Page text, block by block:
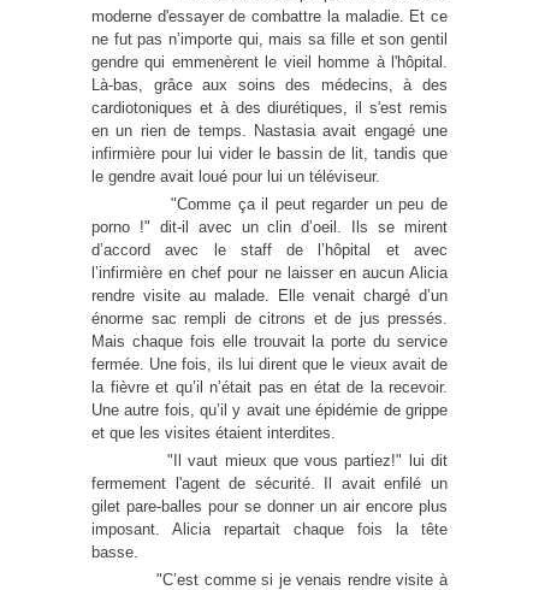
moderne d'essayer de combattre la maladie. Et ce
ne fut pas n’importe qui, mais sa fille et son gentil
gendre qui emmenèrent le vieil homme à l'hôpital.
Là-bas, grâce aux soins des médecins, à des
cardiotoniques et à des diurétiques, il s'est remis
en un rien de temps. Nastasia avait engagé une
infirmière pour lui vider le bassin de lit, tandis que
le gendre avait loué pour lui un téléviseur.
"Comme ça il peut regarder un peu de
porno !" dit-il avec un clin d’oeil. Ils se mirent
d’accord avec le staff de l’hôpital et avec
l’infirmière en chef pour ne laisser en aucun Alicia
rendre visite au malade. Elle venait chargé d’un
énorme sac rempli de citrons et de jus pressés.
Mais chaque fois elle trouvait la porte du service
fermée. Une fois, ils lui dirent que le vieux avait de
la fièvre et qu’il n’était pas en état de la recevoir.
Une autre fois, qu’il y avait une épidémie de grippe
et que les visites étaient interdites.
"Il vaut mieux que vous partiez!" lui dit
fermement l'agent de sécurité. Il avait enfilé un
gilet pare-balles pour se donner un air encore plus
imposant. Alicia repartait chaque fois la tête
basse.
"C’est comme si je venais rendre visite à